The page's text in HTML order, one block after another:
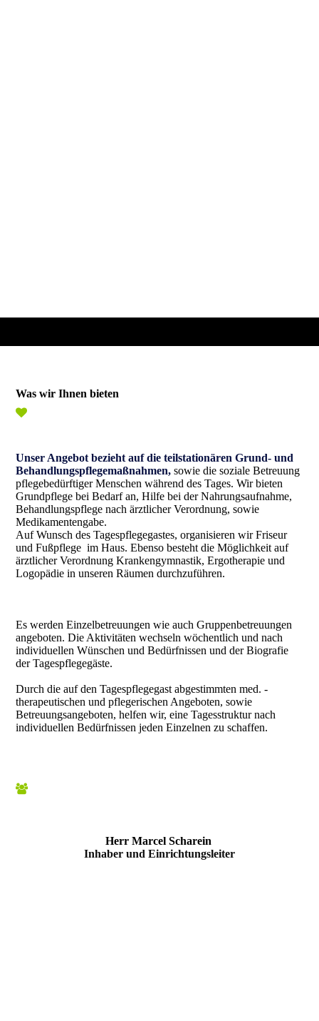
Was wir Ihnen bieten
Unser Angebot bezieht auf die teilstationären Grund- und
Behandlungspflegemaßnahmen, sowie die soziale Betreuung
pflegebedürftiger Menschen während des Tages. Wir bieten
Grund­pflege bei Bedarf an, Hilfe bei der Nahrungs­aufnahme,
Behandlungspflege nach ärztlicher Verordnung, sowie
Medikamentengabe.
Auf Wunsch des Tagespflegegastes, organisieren wir Friseur
und Fußpflege im Haus. Ebenso besteht die Möglichkeit auf
ärztlicher Verordnung Krankengymnastik, Ergotherapie und
Logopädie in unseren Räumen durchzuführen.
Es werden Einzelbetreuungen wie auch Gruppen­betreuungen
angeboten. Die Aktivitäten wechseln wöchentlich und nach
individuellen Wünschen und Bedürfnissen und der Biografie
der Tagespflegegäste.
Durch die auf den Tagespflegegast abgestimmten med. -
therapeutischen und pflegerischen Angeboten, sowie
Betreuungsangeboten, helfen wir, eine Tagesstruktur nach
individuellen Bedürfnissen jeden Einzelnen zu schaffen.
Herr Marcel Scharein
Inhaber und Einrichtungsleiter